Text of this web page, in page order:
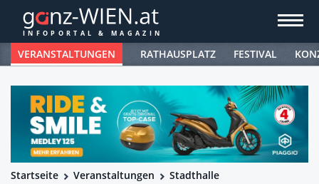
VERANSTALTUNGEN RATHAUSPLATZ FESTIVAL
Startseite Veranstaltungen Stadthalle